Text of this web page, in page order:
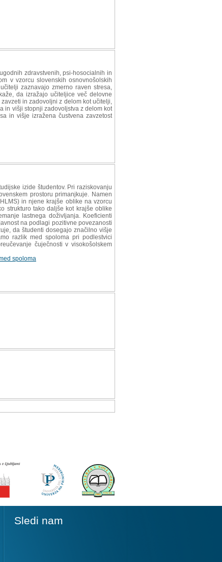
zdravstvenih, psi-hosocialnih in
v vzorcu slovenskih osnovnošolskih
zaznavajo zmerno raven stresa,
da izražajo učiteljice več delovne
in zadovoljni z delom kot učitelji,
in višji stopnji zadovoljstva z delom kot
in višje izražena čustvena zavzetost
izide študentov. Pri raziskovanju
prostoru primanjkuje. Namen
in njene krajše oblike na vzorcu
strukturo tako daljše kot krajše oblike
lastnega doživljanja. Koeficienti
na podlagi pozitivne povezanosti
da študenti dosegajo značilno višje
razlik med spoloma pri podlestvici
čuječnosti v visokošolskem
spoloma
Sledi nam